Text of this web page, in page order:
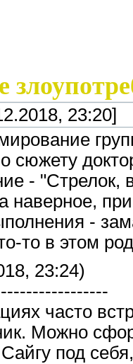
23:20]
сюжету
-
наверное,
-
то в этом
23:24)
часто
Можно
под